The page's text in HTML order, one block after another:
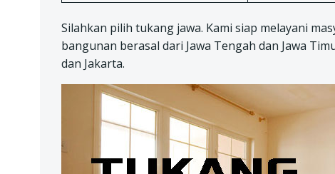
Silahkan pilih tukang jawa. Kami siap melayani
bangunan berasal dari Jawa Tengah dan Jawa
dan Jakarta.